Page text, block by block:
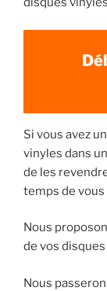
Si vous avez
vinyles dans
de les
temps de vous
Nous
de vos
Nous